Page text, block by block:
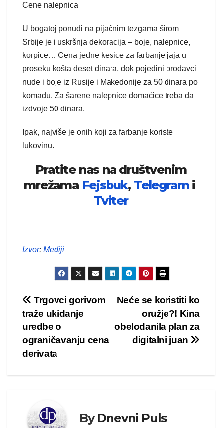
Cene nalepnica
U bogatoj ponudi na pijačnim tezgama širom
Srbije je i uskršnja dekoracija – boje, nalepnice,
korpice… Cena jedne kesice za farbanje jaja u
proseku košta deset dinara, dok pojedini prodavci
nude i boje iz Rusije i Makedonije za 50 dinara po
komadu. Za šarene nalepnice domaćice treba da
izdvoje 50 dinara.
Ipak, najviše je onih koji za farbanje koriste
lukovinu.
Pratite nas na društvenim
mrežama Fejsbuk, Telegrami
Tviter
Izvor: Mediji
Kretanje
članka
Neće se koristiti ko
oružje?! Kina
obelodanila plan za
digitalni juan
Trgovci gorivom
traže ukidanje
uredbe o
ograničavanju cena
derivata
ByDnevni Puls